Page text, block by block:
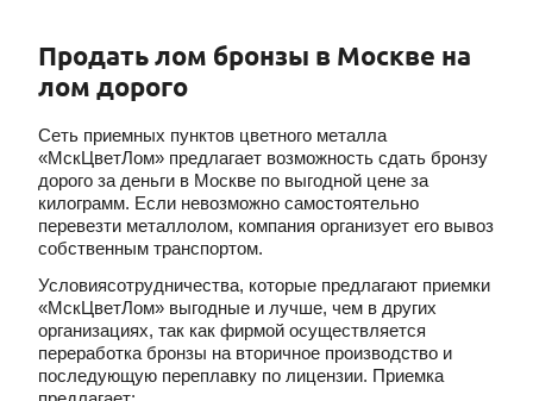
Продать лом бронзы в Москве на
лом дорого
Сеть приемных пунктов цветного металла
«МскЦветЛом» предлагает возможность сдать бронзу
дорого за деньги в Москве по выгодной цене за
килограмм. Если невозможно самостоятельно
перевезти металлолом, компания организует его вывоз
собственным транспортом.
Условиясотрудничества, которые предлагают приемки
«МскЦветЛом» выгодные и лучше, чем в других
организациях, так как фирмой осуществляется
переработка бронзы на вторичное производство и
последующую переплавку по лицензии. Приемка